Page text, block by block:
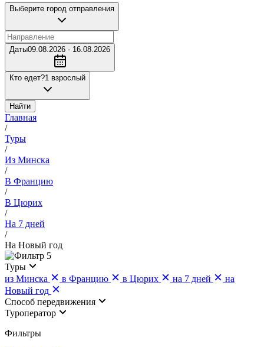
Выберите город отправления
Даты09.08.2026 - 16.08.2026
Кто едет?1 взрослый
Найти
Главная
/
Туры
/
Из Минска
/
В Францию
/
В Цюрих
/
На 7 дней
/
На Новый год
5
Туры
из Минска
в Францию в Цюрих на 7 дней
на
Новый год
Cпособ передвижения
Туроператор
Фильтры